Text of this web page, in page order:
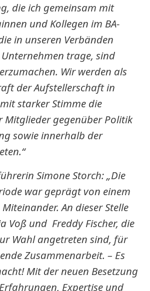
die ich gemeinsam mit
und Kollegen im BA-
in unseren Verbänden
trage, sind
Wir werden als
der Aufstellerschaft in
starker Stimme die
Mitglieder gegenüber Politik
sowie innerhalb der
Simone Storch: „Die
war geprägt von einem
An dieser Stelle
Voß und Freddy Fischer, die
Wahl angetreten sind, für
Zusammenarbeit. – Es
Mit der neuen Besetzung
Expertise und